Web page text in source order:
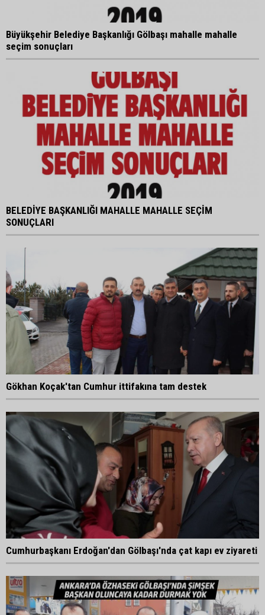
Büyükşehir Belediye Başkanlığı Gölbaşı mahalle mahalle
seçim sonuçları
BELEDİYE BAŞKANLIĞI MAHALLE MAHALLE SEÇİM
SONUÇLARI
Gökhan Koçak'tan Cumhur ittifakına tam destek
Cumhurbaşkanı Erdoğan'dan Gölbaşı'nda çat kapı ev ziyareti